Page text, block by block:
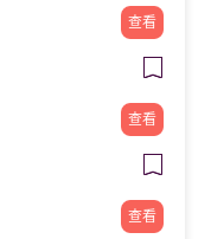
查看
查看
查看